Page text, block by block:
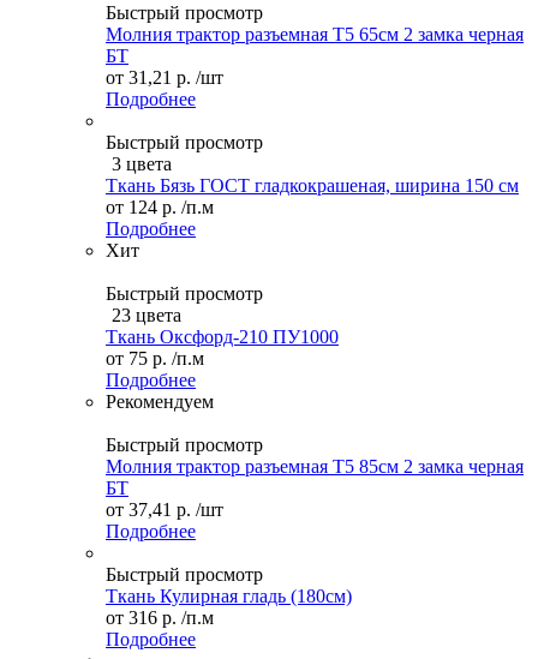
Быстрый просмотр
Молния трактор разъемная Т5 65см 2 замка черная
БТ
от 31,21 р. /шт
Подробнее
Быстрый просмотр
3 цвета
Ткань Бязь ГОСТ гладкокрашеная, ширина 150 см
от 124 р. /п.м
Подробнее
Хит
Быстрый просмотр
23 цвета
Ткань Оксфорд-210 ПУ1000
от 75 р. /п.м
Подробнее
Рекомендуем
Быстрый просмотр
Молния трактор разъемная Т5 85см 2 замка черная
БТ
от 37,41 р. /шт
Подробнее
Быстрый просмотр
Ткань Кулирная гладь (180см)
от 316 р. /п.м
Подробнее